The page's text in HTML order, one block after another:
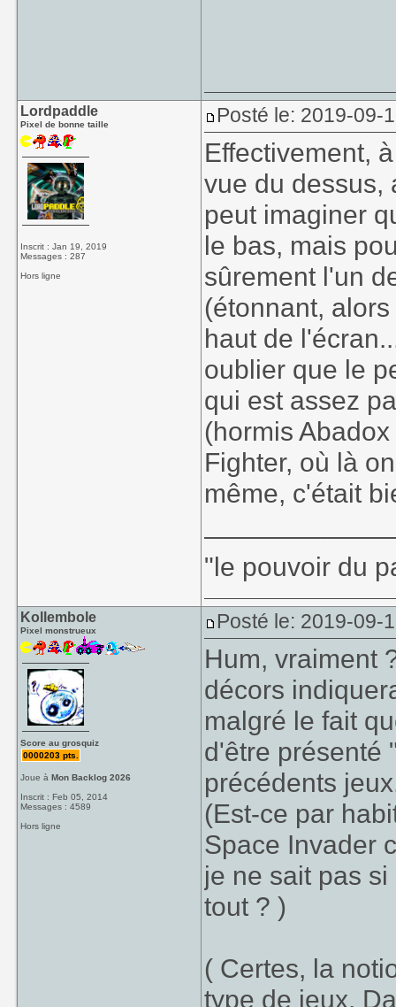
Lordpaddle
Pixel de bonne taille
Inscrit : Jan 19, 2019
Messages : 287
Hors ligne
Posté le: 2019-09-
Effectivement,
vue du dessus,
peut imaginer
le bas, mais
sûrement l'un
(étonnant,
haut de
oublier que le
qui est assez
(hormis
Fighter, où là
même, c'était
"le pouvoir du
Kollembole
Pixel monstrueux
Score au grosquiz
0000203 pts.
Joue àMon Backlog 2026
Inscrit : Feb 05, 2014
Messages : 4589
Hors ligne
Posté le: 2019-09-
Hum, vraiment
décors
malgré le fait
d'être présenté
précédents
(Est-ce par
Space Invader
je ne sait pas
tout ? )
( Certes, la
type de jeux.